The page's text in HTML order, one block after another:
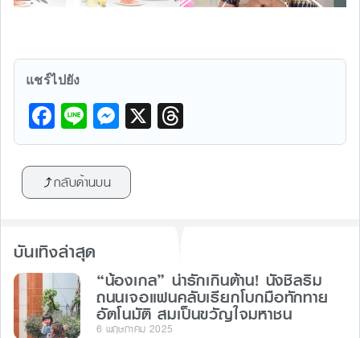
แชร์ไปยัง
F
a
c
e
o
o
k
Li
n
e
M
e
s
s
g
er
X
hr
กลับด้านบน
บันเทิงล่าสุด
“น้องเกล” น่ารักเกินต้าน! นั่งชิลริม
ถนนเจอแฟนคลับเรียกโบกมือทักทาย
อัตโนมัติ สมเป็นขวัญใจมหาชน
6 พฤษภาคม 2025